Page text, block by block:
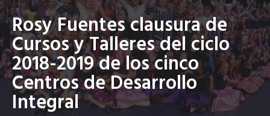
Rosy Fuentes clausura de
Cursos y Talleres del ciclo
2018-2019 de los cinco
Centros de Desarrollo
Integral